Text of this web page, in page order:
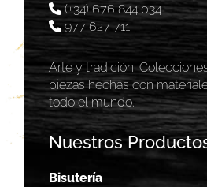
(+34) 676 844 034
977 627 711
Arte y tradición.
piezas hechas con
todo el mundo.
Nuestros
Bisutería